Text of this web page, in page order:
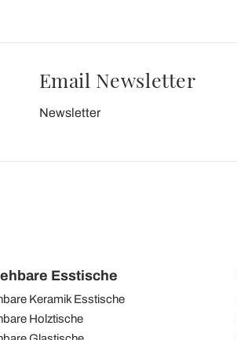
Email Newsletter
Newsletter
Esstische
Keramik Esstische
Holztische